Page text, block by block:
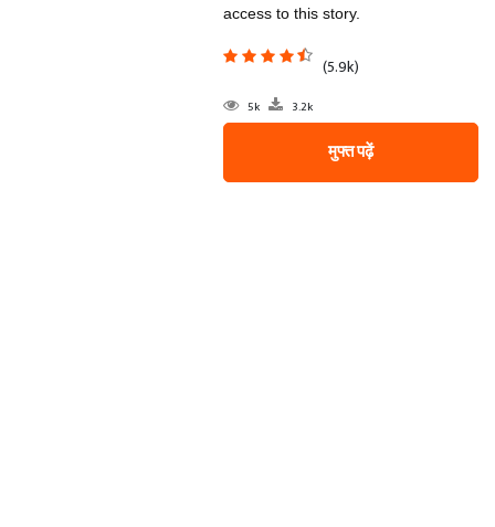
access to this story.
(5.9k)
5k 3.2k
मुफ्त पढ़ें